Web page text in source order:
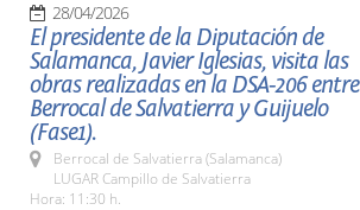
28/04/2026
El presidente de la Diputación de
Salamanca, Javier Iglesias, visita las
obras realizadas en la DSA-206 entre
Berrocal de Salvatierra y Guijuelo
(Fase1).
Berrocal de Salvatierra (Salamanca)
LUGAR Campillo de Salvatierra
Hora: 11:30 h.